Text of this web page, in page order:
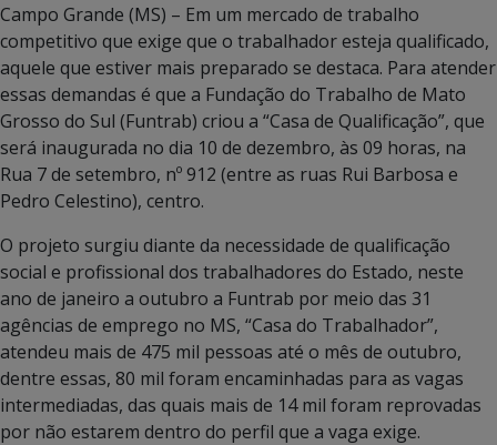
Campo Grande (MS) – Em um mercado de trabalho
competitivo que exige que o trabalhador esteja qualificado,
aquele que estiver mais preparado se destaca. Para atender
essas demandas é que a Fundação do Trabalho de Mato
Grosso do Sul (Funtrab) criou a “Casa de Qualificação”, que
será inaugurada no dia 10 de dezembro, às 09 horas, na
Rua 7 de setembro, nº 912 (entre as ruas Rui Barbosa e
Pedro Celestino), centro.
O projeto surgiu diante da necessidade de qualificação
social e profissional dos trabalhadores do Estado, neste
ano de janeiro a outubro a Funtrab por meio das 31
agências de emprego no MS, “Casa do Trabalhador”,
atendeu mais de 475 mil pessoas até o mês de outubro,
dentre essas, 80 mil foram encaminhadas para as vagas
intermediadas, das quais mais de 14 mil foram reprovadas
por não estarem dentro do perfil que a vaga exige.